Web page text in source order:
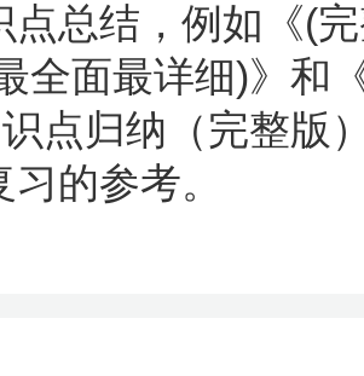
点总结，例如《(
全面最详细)》和
点归纳（完整版
习的参考。